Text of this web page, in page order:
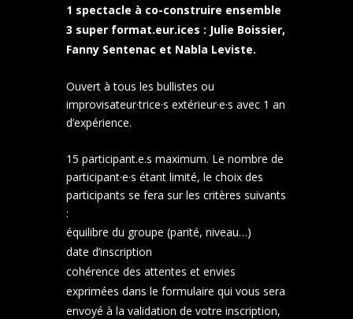
1 spectacle à co-construire ensemble
3 super format.eur.ices : Julie Boissier,
Fanny Sentenac et Nabla Leviste.
Ouvert à tous les bullistes ou
improvisateur·trice·s extérieur·e·s avec 1 an
d’expérience.
15 participant.e.s maximum. Le nombre de
participant·e·s étant limité, le choix des
participants se fera sur les critères suivants
:
équilibre du groupe (parité, niveau…)
date d’inscription
cohérence des attentes et envies
exprimées dans le formulaire qui vous sera
envoyé à la validation de votre inscription,